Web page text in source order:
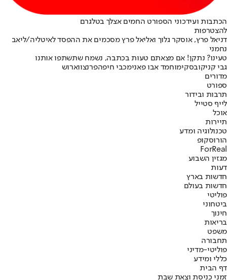
הכתבות ועידכוני הספורט החמים אצלך בטלגרם
להצטרפות
דניאל פרץ, אוסקר גלוך ואליאל פרץ מסכמים את ההפסד לאיטליה/ליאב
נחמני
טעינו? נתקן! אם מצאתם טעות בכתבה, נשמח שתשתפו אותנו
גבי קניקובסקימוחמד אבו פאנימכבי חיפהפרנצווארוש
מדורים
ספורט
תרבות ובידור
לייף סטייל
אוכל
תיירות
טכנולוגיה ומדע
הורוסקופ
ForReal
מגזין השבוע
דעות
חדשות בארץ
חדשות בעולם
פוליטי
ביטחוני
חינוך
בריאות
משפט
תחבורה
פוליטי-מדיני
כללי ומידע
דף הבית
זמני כניסת וצאת שבת